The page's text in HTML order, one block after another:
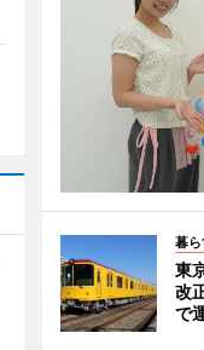
暮ら
東
改
で